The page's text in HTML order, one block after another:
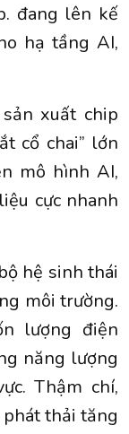
đang lên kế
hạ tầng AI,
xuất chip
cổ chai” lớn
mô hình AI,
cực nhanh
hệ sinh thái
môi trường.
lượng điện
năng lượng
Thậm chí,
thải tăng